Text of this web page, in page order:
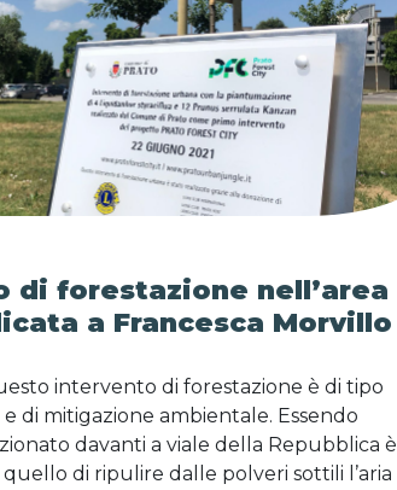
di forestazione nell’area
a Francesca Morvillo
intervento di forestazione è di tipo
di mitigazione ambientale. Essendo
davanti a viale della Repubblica è
di ripulire dalle polveri sottili l’aria